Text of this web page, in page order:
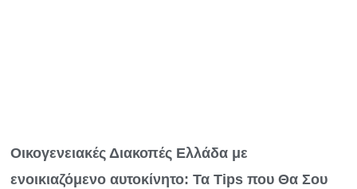
Οικογενειακές Διακοπές Ελλάδα με
ενοικιαζόμενο αυτοκίνητο: Τα Tips που Θα Σου